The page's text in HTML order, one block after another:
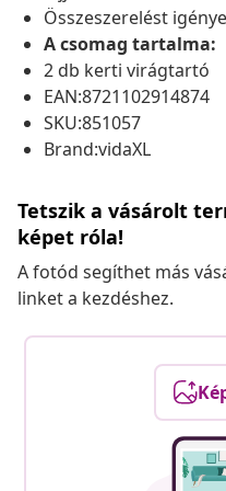
Összeszerelést
A csomag tartalma:
2 db kerti virágtartó
EAN:8721102914874
SKU:851057
Brand:vidaXL
Tetszik a vásárolt
képet róla!
A fotód segíthet más
linket a kezdéshez.